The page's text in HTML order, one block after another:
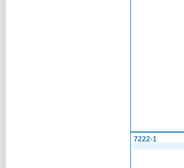
7222-1